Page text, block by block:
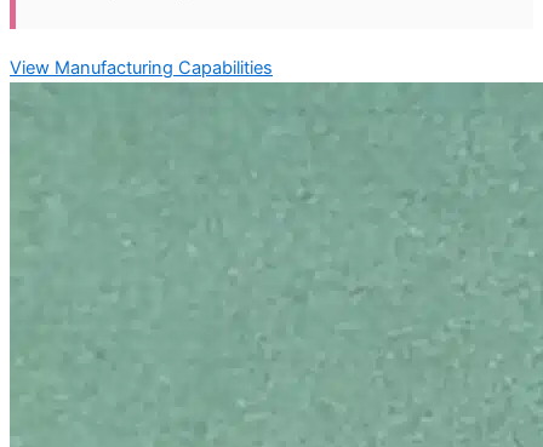
View Manufacturing Capabilities